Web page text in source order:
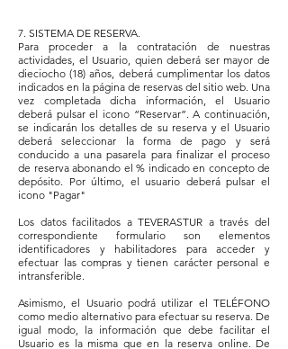
7. SISTEMA DE RESERVA.
Para proceder a la contratación de nuestras
actividades, el Usuario, quien deberá ser mayor de
dieciocho (18) años, deberá cumplimentar los datos
indicados en la página de reservas del sitio web. Una
vez completada dicha información, el Usuario
deberá pulsar el icono “Reservar”. A continuación,
se indicarán los detalles de su reserva y el Usuario
deberá seleccionar la forma de pago y será
conducido a una pasarela para finalizar el proceso
de reserva abonando el % indicado en concepto de
depósito. Por último, el usuario deberá pulsar el
icono "Pagar"
Los datos facilitados a TEVERASTUR a través del
correspondiente formulario son elementos
identificadores y habilitadores para acceder y
efectuar las compras y tienen carácter personal e
intransferible.
​Asimismo, el Usuario podrá utilizar el TELÉFONO
como medio alternativo para efectuar su reserva. De
igual modo, la información que debe facilitar el
Usuario es la misma que en la reserva online. De